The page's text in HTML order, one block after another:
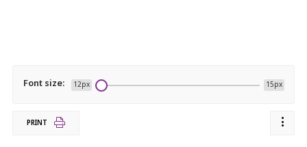
Font size: 12px 15px
PRINT